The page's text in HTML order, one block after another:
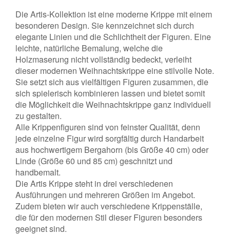
Die Artis-Kollektion ist eine moderne Krippe mit einem
besonderen Design. Sie kennzeichnet sich durch
elegante Linien und die Schlichtheit der Figuren. Eine
leichte, natürliche Bemalung, welche die
Holzmaserung nicht vollständig bedeckt, verleiht
dieser modernen Weihnachtskrippe eine stilvolle Note.
Sie setzt sich aus vielfältigen Figuren zusammen, die
sich spielerisch kombinieren lassen und bietet somit
die Möglichkeit die Weihnachtskrippe ganz individuell
zu gestalten.
Alle Krippenfiguren sind von feinster Qualität, denn
jede einzelne Figur wird sorgfältig durch Handarbeit
aus hochwertigem Bergahorn (bis Größe 40 cm) oder
Linde (Größe 60 und 85 cm) geschnitzt und
handbemalt.
Die Artis Krippe steht in drei verschiedenen
Ausführungen und mehreren Größen im Angebot.
Zudem bieten wir auch verschiedene Krippenställe,
die für den modernen Stil dieser Figuren besonders
geeignet sind.